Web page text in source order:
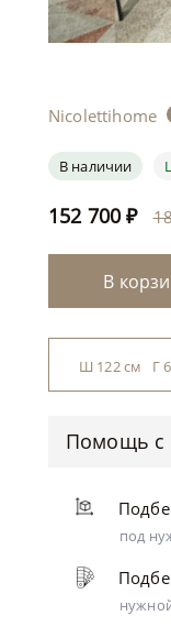
Nicolettihome
В наличии
152 700 ₽
В
Ш 122 см Г
Помощь с
под